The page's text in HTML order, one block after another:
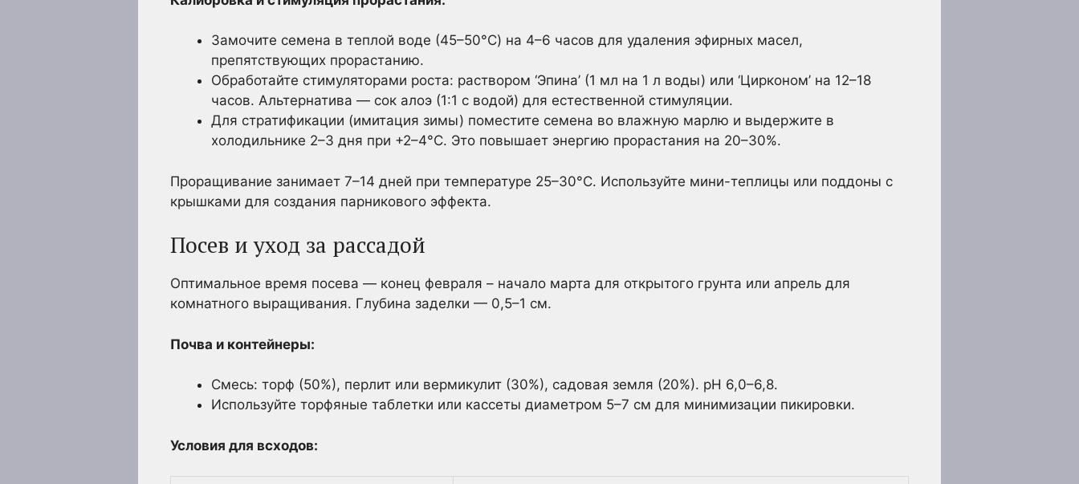
Замочите семена в теплой воде (45–50°C) на 4–6 часов для удаления эфирных масел,
препятствующих прорастанию.
Обработайте стимуляторами роста: раствором ‘Эпина’ (1 мл на 1 л воды) или ‘Цирконом’ на 12–18
часов. Альтернатива — сок алоэ (1:1 с водой) для естественной стимуляции.
Для стратификации (имитация зимы) поместите семена во влажную марлю и выдержите в
холодильнике 2–3 дня при +2–4°C. Это повышает энергию прорастания на 20–30%.
Проращивание занимает 7–14 дней при температуре 25–30°C. Используйте мини-теплицы или поддоны с
крышками для создания парникового эффекта.
Посев и уход за рассадой
Оптимальное время посева — конец февраля – начало марта для открытого грунта или апрель для
комнатного выращивания. Глубина заделки — 0,5–1 см.
Почва и контейнеры:
Смесь: торф (50%), перлит или вермикулит (30%), садовая земля (20%). pH 6,0–6,8.
Используйте торфяные таблетки или кассеты диаметром 5–7 см для минимизации пикировки.
Условия для всходов: